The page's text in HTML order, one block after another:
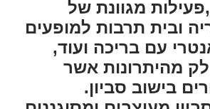
מגוונת של
ובית תרבות למופעים
עם בריכה ועוד,
מהיתרונות אשר
בישוב סביון.